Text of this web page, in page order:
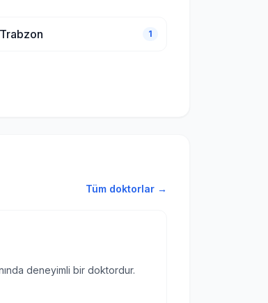
Trabzon 1
Tüm doktorlar →
deneyimli bir doktordur.